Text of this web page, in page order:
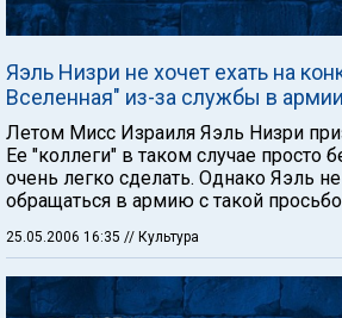
Яэль Низри не хочет ехать на
Вселенная" из-за службы в армии
Летом Мисс Израиля Яэль Низри
Ее "коллеги" в таком случае просто
очень легко сделать. Однако Яэль не
обращаться в армию с такой
25.05.2006 16:35 // Культура